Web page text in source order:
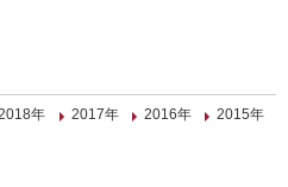
年 2017年 2016年
2015年